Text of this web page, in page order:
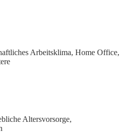
Arbeitsklima, Home Office,
Altersvorsorge,